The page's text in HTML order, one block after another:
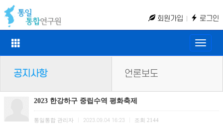
회원가입 로그인
Toggle
공지사항 언론보도
2023 한강하구 중립수역 평화축제
통일통합 관리자 2023.09.04 16:23 조회 2144